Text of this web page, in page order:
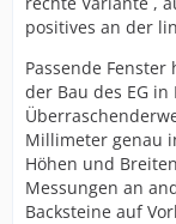
positives an der
Passende
der Bau des EG
Millimeter genau
Höhen und
Messungen an
Backsteine auf